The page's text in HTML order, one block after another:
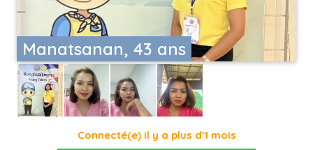
Manatsanan, 43 ans
Connecté(e) il y a plus d'1 mois